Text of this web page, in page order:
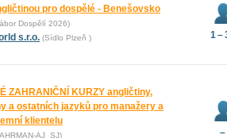
pro dospělé - Benešovsko
Dospělí 2026)
s.r.o. (Sídlo Plzeň ) 1 –
ZAHRANIČNÍ KURZY angličtiny,
a ostatních jazyků pro manažery a
klientelu
AJ_SJ) –